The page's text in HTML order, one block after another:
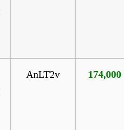
AnLT2v 174,000